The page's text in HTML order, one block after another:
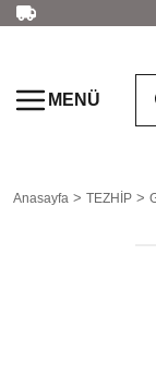
MENÜ
Anasayfa TEZHİP